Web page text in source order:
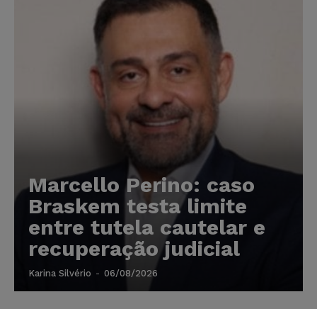
Marcello Perino: caso
Braskem testa limite
entre tutela cautelar e
recuperação judicial
Karina Silvério - 06/08/2026